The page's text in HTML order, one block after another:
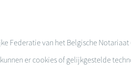
Federatie van het Belgische
er cookies of gelijkgestelde